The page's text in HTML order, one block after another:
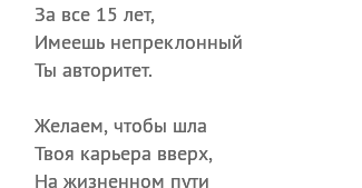
За все 15 лет,
Имеешь непреклонный
Ты авторитет.
Желаем, чтобы шла
Твоя карьера вверх,
На жизненном пути